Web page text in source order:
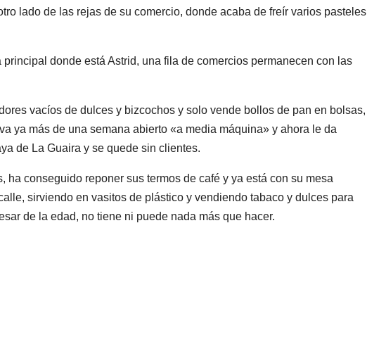
lado de las rejas de su comercio, donde acaba de freír varios pasteles
donde está Astrid, una fila de comercios permanecen con las
vacíos de dulces y bizcochos y solo vende bollos de pan en bolsas,
ya más de una semana abierto «a media máquina» y ahora le da
de La Guaira y se quede sin clientes.
ha conseguido reponer sus termos de café y ya está con su mesa
sirviendo en vasitos de plástico y vendiendo tabaco y dulces para
de la edad, no tiene ni puede nada más que hacer.